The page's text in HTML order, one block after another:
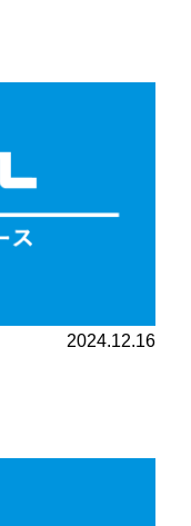
2024.12.16